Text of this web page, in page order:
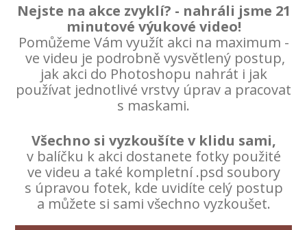
Nejste na akce zvyklí? - nahráli jsme 21
minutové výukové video!
Pomůžeme Vám využít akci na maximum -
ve videu je podrobně vysvětlený postup,
jak akci do Photoshopu nahrát i jak
používat jednotlivé vrstvy úprav a pracovat
s maskami.
Všechno si vyzkoušíte v klidu sami,
v balíčku k akci dostanete fotky použité
ve videu a také kompletní .psd soubory
s úpravou fotek, kde uvidíte celý postup
a můžete si sami všechno vyzkoušet.